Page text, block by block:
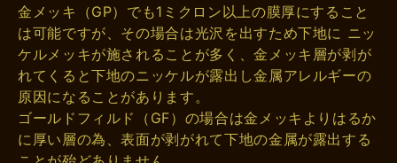
金メッキ（GP）でも1ミクロン以上の膜厚にすること
は可能ですが、その場合は光沢を出すため下地に ニッ
ケルメッキが施されることが多く、金メッキ層が剥が
れてくると下地のニッケルが露出し金属アレルギーの
原因になることがあります。
ゴールドフィルド（GF）の場合は金メッキよりはるか
に厚い層の為、表面が剥がれて下地の金属が露出する